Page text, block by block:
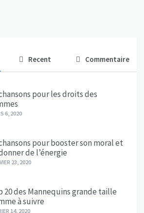
Recent Commentaire
pour les droits des
6, 2020
pour booster son moral et
de l’énergie
23, 2020
20 des Mannequins grande taille
à suivre
14, 2020